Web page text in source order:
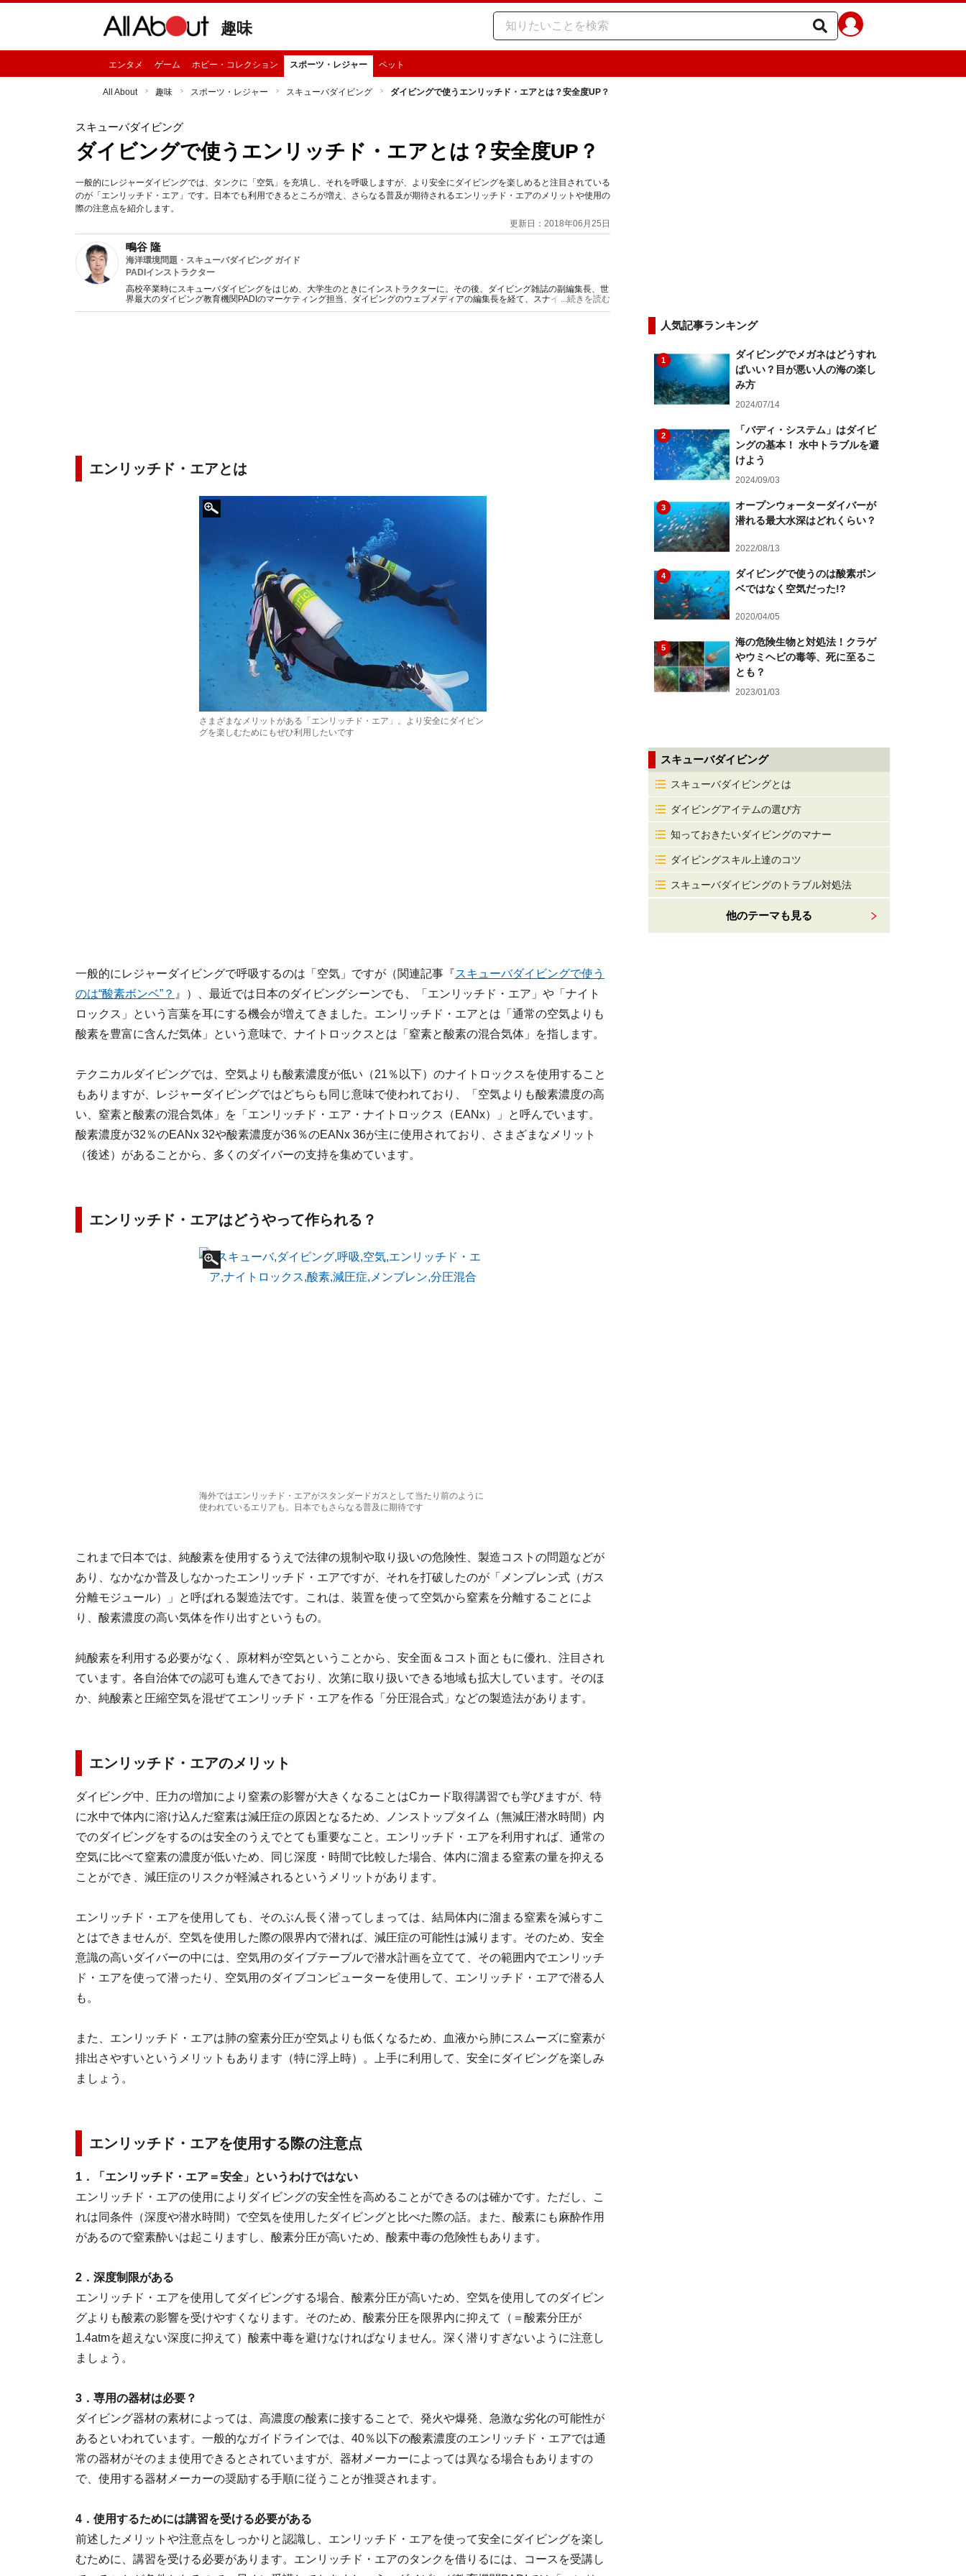
趣味
エンタメ ゲーム ホビー・コレクション スポーツ・レジャー ペット
All About 趣味 スポーツ・レジャー スキューバダイビング ダイビングで使うエンリッチド・エアとは？安全度UP？
スキューバダイビング
ダイビングで使うエンリッチド・エアとは？安全度UP？
一般的にレジャーダイビングでは、タンクに「空気」を充填し、それを呼吸しますが、より安全にダイビングを楽しめると注目されている
のが「エンリッチド・エア」です。日本でも利用できるところが増え、さらなる普及が期待されるエンリッチド・エアのメリットや使用の
際の注意点を紹介します。
更新日：2018年06月25日
鴫谷 隆
海洋環境問題・スキューバダイビング ガイド
PADIインストラクター
高校卒業時にスキューバダイビングをはじめ、大学生のときにインストラクターに。その後、ダイビング雑誌の副編集長、世
界最大のダイビング教育機関PADIのマーケティング担当、ダイビングのウェブメディアの編集長を経て、スナイプバレー合
同会社を立ち上げ、海の魅力や環境の守ることの大切さを伝える活動をしています。
...続きを読む
エンリッチド・エアとは
さまざまなメリットがある「エンリッチド・エア」。より安全にダイビン
グを楽しむためにもぜひ利用したいです
一般的にレジャーダイビングで呼吸するのは「空気」ですが（関連記事『スキューバダイビングで使う
のは“酸素ボンベ”？ 』）、最近では日本のダイビングシーンでも、「エンリッチド・エア」や「ナイト
ロックス」という言葉を耳にする機会が増えてきました。エンリッチド・エアとは「通常の空気よりも
酸素を豊富に含んだ気体」という意味で、ナイトロックスとは「窒素と酸素の混合気体」を指します。
テクニカルダイビングでは、空気よりも酸素濃度が低い（21％以下）のナイトロックスを使用すること
もありますが、レジャーダイビングではどちらも同じ意味で使われており、「空気よりも酸素濃度の高
い、窒素と酸素の混合気体」を「エンリッチド・エア・ナイトロックス（EANx）」と呼んでいます。
酸素濃度が32％のEANx 32や酸素濃度が36％のEANx 36が主に使用されており、さまざまなメリット
（後述）があることから、多くのダイバーの支持を集めています。
エンリッチド・エアはどうやって作られる？
海外ではエンリッチド・エアがスタンダードガスとして当たり前のように
使われているエリアも。日本でもさらなる普及に期待です
これまで日本では、純酸素を使用するうえで法律の規制や取り扱いの危険性、製造コストの問題などが
あり、なかなか普及しなかったエンリッチド・エアですが、それを打破したのが「メンブレン式（ガス
分離モジュール）」と呼ばれる製造法です。これは、装置を使って空気から窒素を分離することによ
り、酸素濃度の高い気体を作り出すというもの。
純酸素を利用する必要がなく、原材料が空気ということから、安全面＆コスト面ともに優れ、注目され
ています。各自治体での認可も進んできており、次第に取り扱いできる地域も拡大しています。そのほ
か、純酸素と圧縮空気を混ぜてエンリッチド・エアを作る「分圧混合式」などの製造法があります。
エンリッチド・エアのメリット
ダイビング中、圧力の増加により窒素の影響が大きくなることはCカード取得講習でも学びますが、特
に水中で体内に溶け込んだ窒素は減圧症の原因となるため、ノンストップタイム（無減圧潜水時間）内
でのダイビングをするのは安全のうえでとても重要なこと。エンリッチド・エアを利用すれば、通常の
空気に比べて窒素の濃度が低いため、同じ深度・時間で比較した場合、体内に溜まる窒素の量を抑える
ことができ、減圧症のリスクが軽減されるというメリットがあります。
エンリッチド・エアを使用しても、そのぶん長く潜ってしまっては、結局体内に溜まる窒素を減らすこ
とはできませんが、空気を使用した際の限界内で潜れば、減圧症の可能性は減ります。そのため、安全
意識の高いダイバーの中には、空気用のダイブテーブルで潜水計画を立てて、その範囲内でエンリッチ
ド・エアを使って潜ったり、空気用のダイブコンピューターを使用して、エンリッチド・エアで潜る人
も。
また、エンリッチド・エアは肺の窒素分圧が空気よりも低くなるため、血液から肺にスムーズに窒素が
排出さやすいというメリットもあります（特に浮上時）。上手に利用して、安全にダイビングを楽しみ
ましょう。
エンリッチド・エアを使用する際の注意点
1．「エンリッチド・エア＝安全」というわけではない
エンリッチド・エアの使用によりダイビングの安全性を高めることができるのは確かです。ただし、こ
れは同条件（深度や潜水時間）で空気を使用したダイビングと比べた際の話。また、酸素にも麻酔作用
があるので窒素酔いは起こりますし、酸素分圧が高いため、酸素中毒の危険性もあります。
2．深度制限がある
エンリッチド・エアを使用してダイビングする場合、酸素分圧が高いため、空気を使用してのダイビン
グよりも酸素の影響を受けやすくなります。そのため、酸素分圧を限界内に抑えて（＝酸素分圧が
1.4atmを超えない深度に抑えて）酸素中毒を避けなければなりません。深く潜りすぎないように注意し
ましょう。
3．専用の器材は必要？
ダイビング器材の素材によっては、高濃度の酸素に接することで、発火や爆発、急激な劣化の可能性が
あるといわれています。一般的なガイドラインでは、40％以下の酸素濃度のエンリッチド・エアでは通
常の器材がそのまま使用できるとされていますが、器材メーカーによっては異なる場合もありますの
で、使用する器材メーカーの奨励する手順に従うことが推奨されます。
4．使用するためには講習を受ける必要がある
前述したメリットや注意点をしっかりと認識し、エンリッチド・エアを使って安全にダイビングを楽し
むために、講習を受ける必要があります。エンリッチド・エアのタンクを借りるには、コースを受講し
人気記事ランキング
1
ダイビングでメガネはどうすれ
ばいい？目が悪い人の海の楽し
み方
2024/07/14
2
「バディ・システム」はダイビ
ングの基本！ 水中トラブルを避
けよう
2024/09/03
3
オープンウォーターダイバーが
潜れる最大水深はどれくらい？
2022/08/13
4
ダイビングで使うのは酸素ボン
ベではなく空気だった!?
2020/04/05
5
海の危険生物と対処法！クラゲ
やウミヘビの毒等、死に至るこ
とも？
2023/01/03
スキューバダイビング
スキューバダイビングとは
ダイビングアイテムの選び方
知っておきたいダイビングのマナー
ダイビングスキル上達のコツ
スキューバダイビングのトラブル対処法
他のテーマも見る